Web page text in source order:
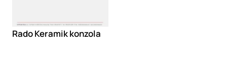
Rado Keramik konzola